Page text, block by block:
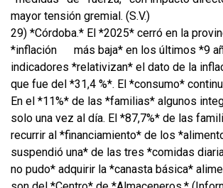
mayor tensión gremial. (S.V.)
29) *Córdoba.* El *2025* cerró en la
*inflación
más baja* en los últimos *9
indicadores *relativizan* el dato de la
que fue del *31,4 %*. El *consumo*
En el *11%* de las *familias* algunos
solo una vez al día. El *87,7%* de las
recurrir al *financiamiento* de los
suspendió una* de las tres *comidas
no pudo* adquirir la *canasta básica*